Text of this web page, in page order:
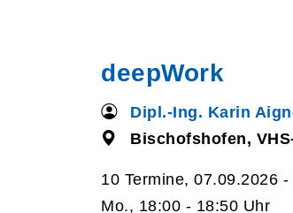
deepWork
Dipl.-Ing. Karin
Bischofshofen,
10 Termine, 07.09.2026
Mo., 18:00 - 18:50 Uhr